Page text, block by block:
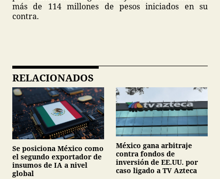
más de 114 millones de pesos iniciados en su
contra.
RELACIONADOS
Se posiciona México como
el segundo exportador de
insumos de IA a nivel
global
México gana arbitraje
contra fondos de
inversión de EE.UU. por
caso ligado a TV Azteca